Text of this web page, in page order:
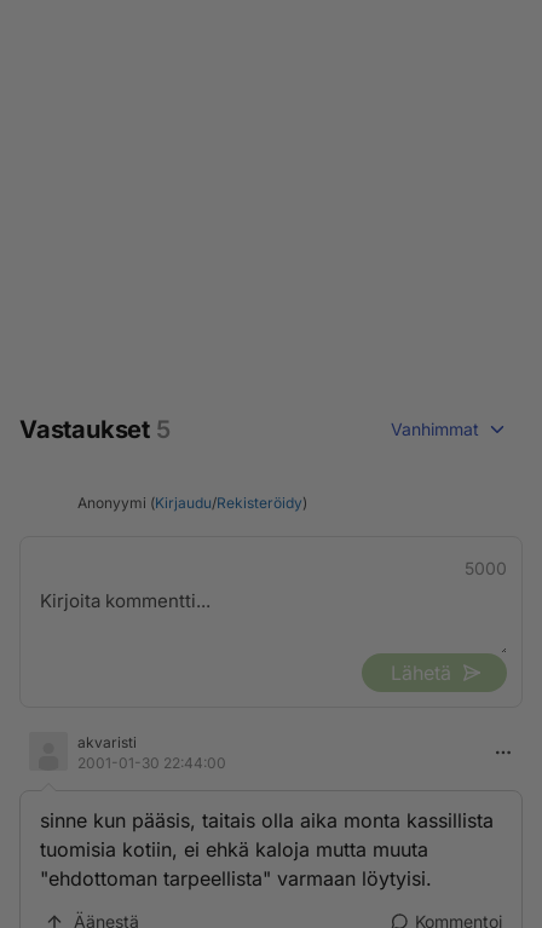
Vastaukset 5 Vanhimmat
Anonyymi (Kirjaudu/Rekisteröidy)
5000
Lähetä
akvaristi
2001-01-30 22:44:00
sinne kun pääsis, taitais olla aika monta kassillista
tuomisia kotiin, ei ehkä kaloja mutta muuta
"ehdottoman tarpeellista" varmaan löytyisi.
Äänestä Kommentoi